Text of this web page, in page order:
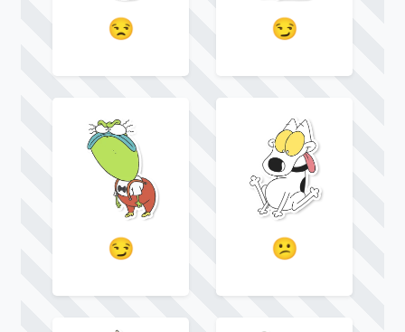
😒 😏
😏 😕